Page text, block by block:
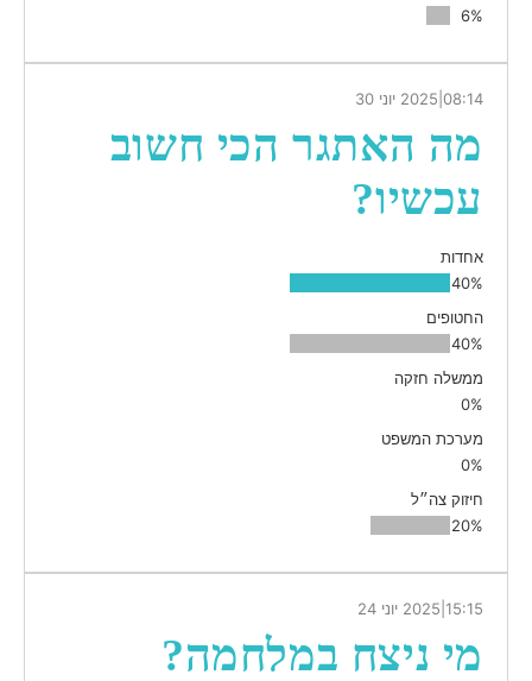
6%
2025 יוני 30 08:14
מה האתגר הכי חשוב
עכשיו?
אחדות
40%
החטופים
40%
ממשלה חזקה
0%
מערכת המשפט
0%
חיזוק צה״ל
20%
2025 יוני 24 15:15
מי ניצח במלחמה?